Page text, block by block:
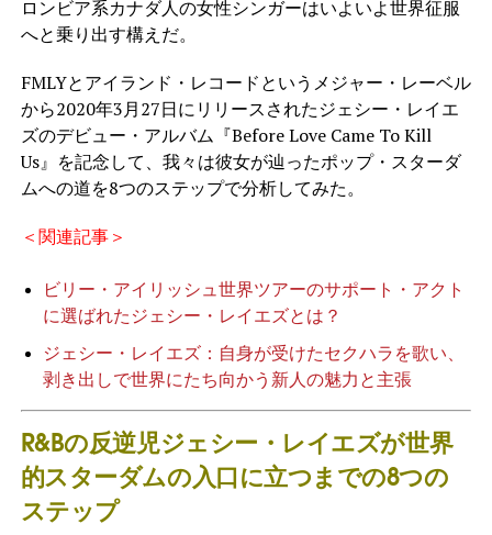
ロンビア系カナダ人の女性シンガーはいよいよ世界征服
へと乗り出す構えだ。
FMLYとアイランド・レコードというメジャー・レーベル
から2020年3月27日にリリースされたジェシー・レイエ
ズのデビュー・アルバム『Before Love Came To Kill
Us』を記念して、我々は彼女が辿ったポップ・スターダ
ムへの道を8つのステップで分析してみた。
＜関連記事＞
ビリー・アイリッシュ世界ツアーのサポート・アクト
に選ばれたジェシー・レイエズとは？
ジェシー・レイエズ：自身が受けたセクハラを歌い、
剥き出しで世界にたち向かう新人の魅力と主張
R&Bの反逆児ジェシー・レイエズが世界
的スターダムの入口に立つまでの8つの
ステップ